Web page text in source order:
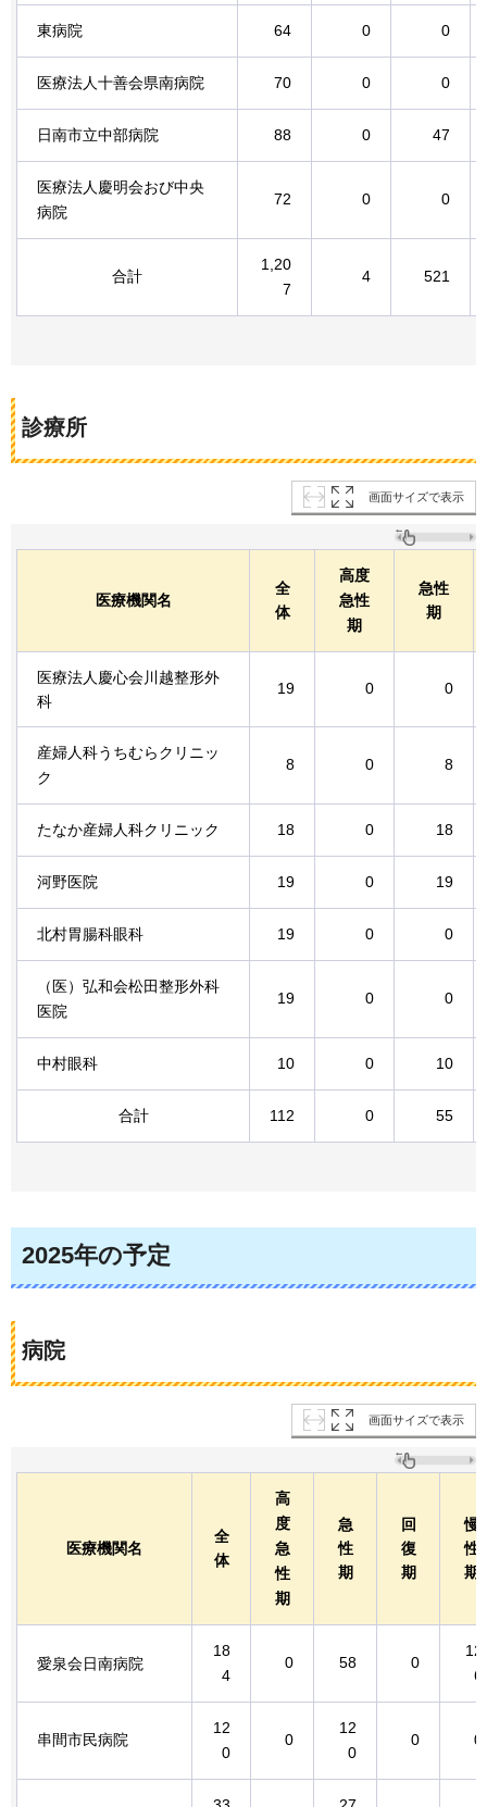
東病院 64 0 0
医療法人十善会県南病院 70 0 0
日南市立中部病院 88 0 47
医療法人慶明会おび中央
病院
72 0 0
合計
1,20
7
4 521
診療所
画面サイズで表示
医療機関名
全
体
高度
急性
期
急性
期
医療法人慶心会川越整形外
科
19 0 0
産婦人科うちむらクリニッ
ク
8 0 8
たなか産婦人科クリニック 18 0 18
河野医院 19 0 19
北村胃腸科眼科 19 0 0
（医）弘和会松田整形外科
医院
19 0 0
中村眼科 10 0 10
合計 112 0 55
2025年の予定
病院
画面サイズで表示
医療機関名
全
体
高
度
急
性
期
急
性
期
回
復
期
慢
性
期
愛泉会日南病院
18
4
0 58 0
12
6
串間市民病院
12
0
0
12
0
0 0